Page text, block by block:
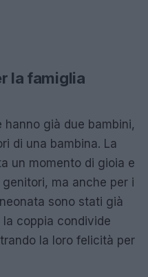
la famiglia
hanno già due bambini,
di una bambina. La
un momento di gioia e
ma anche per i
sono stati già
coppia condivide
la loro felicità per